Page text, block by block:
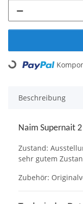
Loading...
Beschreibung
Naim Supernait
Zustand:
sehr gutem
Zubehör: